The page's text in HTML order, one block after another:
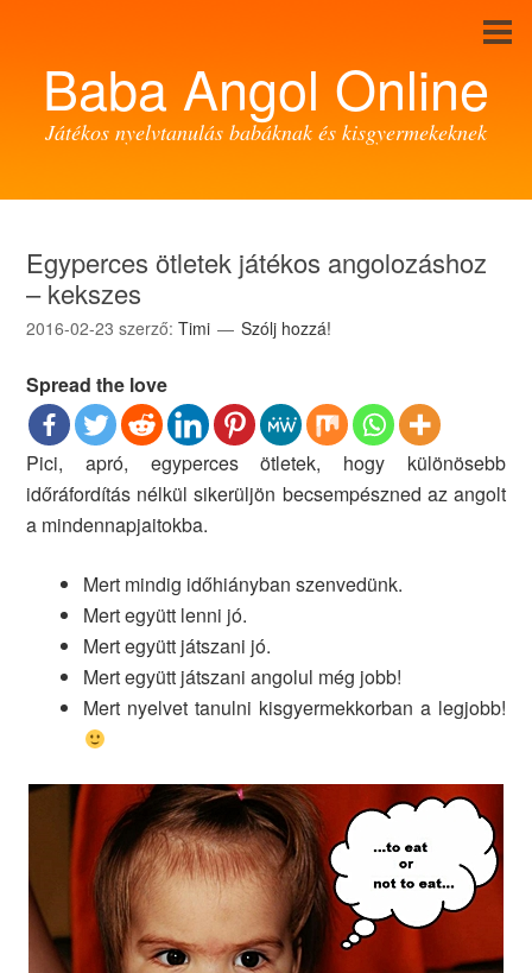
Baba Angol Online
Játékos nyelvtanulás babáknak és kisgyermekeknek
Egyperces ötletek játékos angolozáshoz
– kekszes
2016-02-23 szerző:Timi Szólj hozzá!
Spread the love
Pici, apró, egyperces ötletek, hogy különösebb
időráfordítás nélkül sikerüljön becsempészned az angolt
a mindennapjaitokba.
Mert mindig időhiányban szenvedünk.
Mert együtt lenni jó.
Mert együtt játszani jó.
Mert együtt játszani angolul még jobb!
Mert nyelvet tanulni kisgyermekkorban a legjobb!